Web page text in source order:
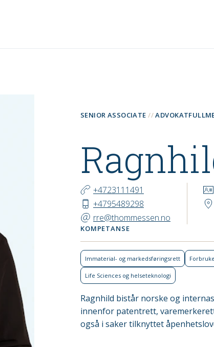
SENIOR ASSOCIATE
KONTAKT
+4723111491
+4795489298
rre@thommessen.no
KOMPETANSE
Immaterial- og markeds­føringsrett
Life Sciences og helse­teknologi
Ragnhild bistår norske og
innenfor patentrett,
også i saker tilknyttet